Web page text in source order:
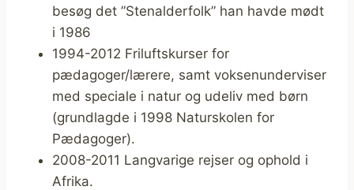
besøg det ”Stenalderfolk” han havde mødt
i 1986
1994-2012 Friluftskurser for
pædagoger/lærere, samt voksenunderviser
med speciale i natur og udeliv med børn
(grundlagde i 1998 Naturskolen for
Pædagoger).
2008-2011 Langvarige rejser og ophold i
Afrika.